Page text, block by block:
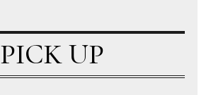
PICK UP